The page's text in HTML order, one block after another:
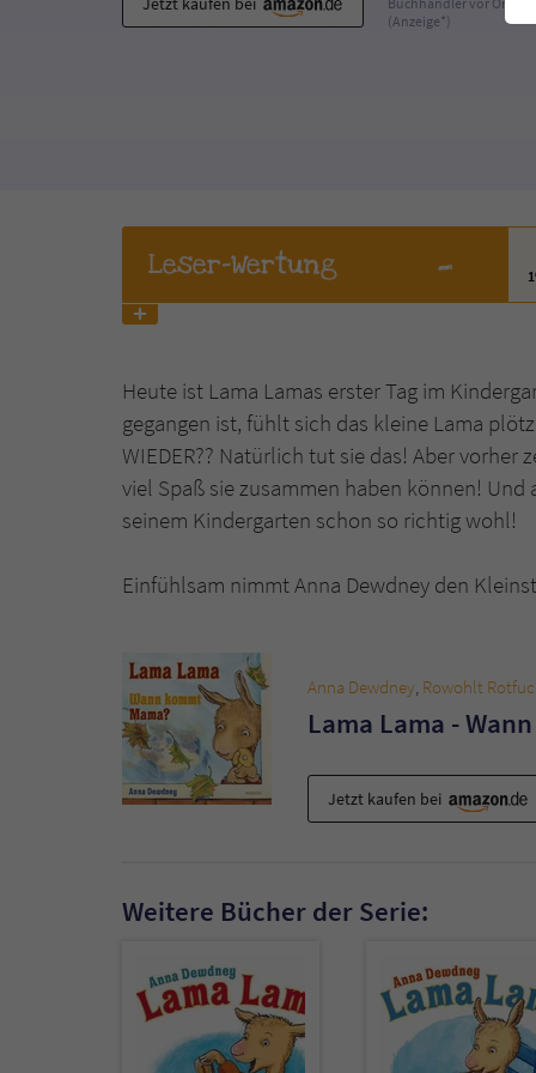
(Anzeige*)
Leser-Wertung -
Heute ist Lama Lamas erster Tag im
gegangen ist, fühlt sich das kleine Lama
WIEDER?? Natürlich tut sie das! Aber vorher
viel Spaß sie zusammen haben können!
seinem Kindergarten schon so richtig wohl!
Einfühlsam nimmt Anna Dewdney den
Anna Dewdney, Rowohlt
Lama Lama -
Jetzt kaufen bei
Weitere Bücher der Serie: